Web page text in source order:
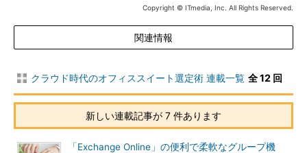
Copyright © ITmedia, Inc. All Rights Reserved.
関連情報
クラウド時代のオフィススイート選定術 連載一覧 全 12 回
新しい連載記事が 7 件あります
「Exchange Online」の便利で柔軟なグループ機